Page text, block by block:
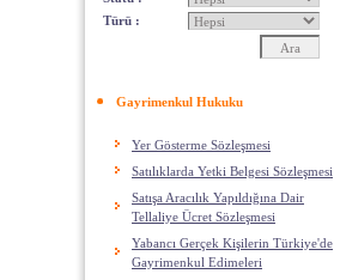
Türü :
Gayrimenkul Hukuku
Yer Gösterme Sözleşmesi
Satılıklarda Yetki Belgesi Sözleşmesi
Satışa Aracılık Yapıldığına Dair
Tellaliye Ücret Sözleşmesi
Yabancı Gerçek Kişilerin Türkiye'de
Gayrimenkul Edimeleri